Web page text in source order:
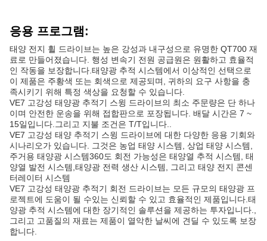
응용 프로그램:
태양 전지 휠 드라이브는 높은 강성과 내구성으로 유명한 QT700 재
료로 만들어졌습니다. 행성 변속기 전원 공급원은 원활하고 효율적
인 작동을 보장합니다.태양광 추적 시스템에서 이상적인 선택으로
이 제품은 주황색 또는 회색으로 제공되며, 귀하의 요구 사항을 충
족시키기 위해 특정 색상을 요청할 수 있습니다.
VE7 고강성 태양광 추적기 스윙 드라이브의 최소 주문량은 단 하나
이며 안전한 운송을 위해 접합판으로 포장됩니다. 배달 시간은 7 ~
15일입니다.그리고 지불 조건은 T/T입니다..
VE7 고강성 태양 추적기 스윙 드라이브에 대한 다양한 응용 기회와
시나리오가 있습니다. 그것은 농업 태양 시스템, 상업 태양 시스템,
주거용 태양광 시스템360도 회전 가능성은 태양열 추적 시스템, 태
양열 발전 시스템,태양광 전력 생산 시스템, 그리고 태양 전지 콘센
터레이터 시스템
VE7 고강성 태양광 추적기 회전 드라이브는 모든 규모의 태양광 프
로젝트에 도움이 될 수있는 신뢰할 수 있고 효율적인 제품입니다.태
양광 추적 시스템에 대한 장기적인 솔루션을 제공하는 투자입니다.,
그리고 고품질의 재료는 제품이 열악한 날씨에 견딜 수 있도록 보장
합니다.